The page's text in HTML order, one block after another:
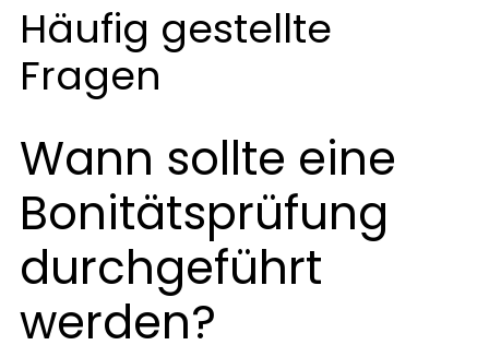
Häufig gestellte
Fragen
Wann sollte eine
Bonitätsprüfung
durchgeführt
werden?